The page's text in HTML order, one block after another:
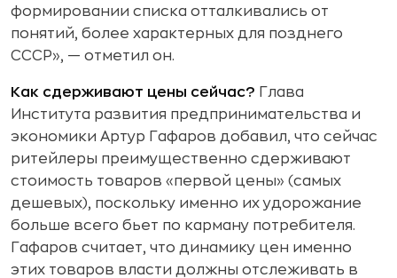
формировании списка отталкивались от
понятий, более характерных для позднего
СССР», — отметил он.
Как сдерживают цены сейчас? Глава
Института развития предпринимательства и
экономики Артур Гафаров добавил, что сейчас
ритейлеры преимущественно сдерживают
стоимость товаров «первой цены» (самых
дешевых), поскольку именно их удорожание
больше всего бьет по карману потребителя.
Гафаров считает, что динамику цен именно
этих товаров власти должны отслеживать в